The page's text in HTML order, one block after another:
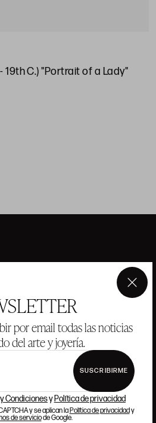
por email todas las noticias
del arte y joyería.
SUSCRIBIRME
Condicionesy Política de privacidad
y se aplican laPolítica de privacidady
de serviciode Google.
×
19th C.) "Portrait of a Lady"
ANSORENA
GALERÍA
VALORACIONES